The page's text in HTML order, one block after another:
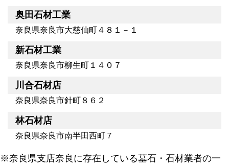
奥田石材工業
奈良県奈良市大慈仙町４８１－１
新石材工業
奈良県奈良市柳生町１４０７
川合石材店
奈良県奈良市針町８６２
林石材店
奈良県奈良市南半田西町７
※奈良県支店奈良に存在している墓石・石材業者の一